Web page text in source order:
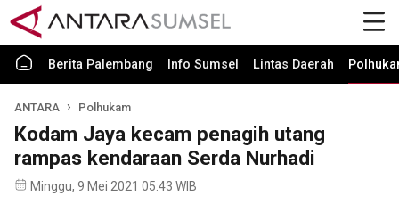
Berita Palembang Info Sumsel Lintas Daerah
ANTARA Polhukam
Kodam Jaya kecam penagih utang
rampas kendaraan Serda Nurhadi
Minggu, 9 Mei 2021 05:43 WIB